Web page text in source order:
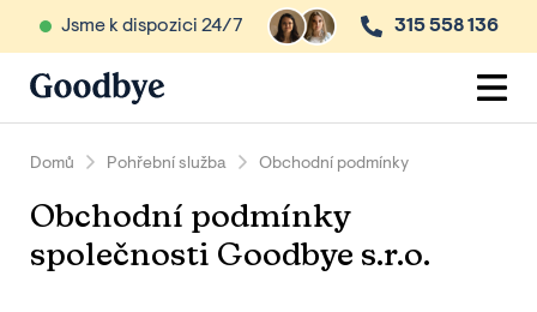
Jsme k dispozici 24/7 315 558 136
Domů Pohřební služba Obchodní podmínky
Obchodní podmínky
společnosti Goodbye s.r.o.